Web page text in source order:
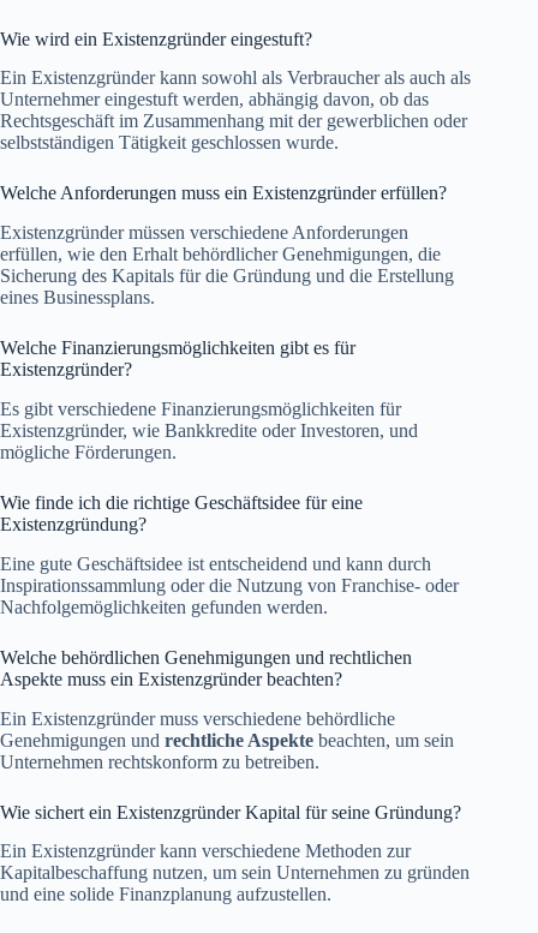
Wie wird ein Existenzgründer eingestuft?
Ein Existenzgründer kann sowohl als Verbraucher als auch als
Unternehmer eingestuft werden, abhängig davon, ob das
Rechtsgeschäft im Zusammenhang mit der gewerblichen oder
selbstständigen Tätigkeit geschlossen wurde.
Welche Anforderungen muss ein Existenzgründer erfüllen?
Existenzgründer müssen verschiedene Anforderungen
erfüllen, wie den Erhalt behördlicher Genehmigungen, die
Sicherung des Kapitals für die Gründung und die Erstellung
eines Businessplans.
Welche Finanzierungsmöglichkeiten gibt es für
Existenzgründer?
Es gibt verschiedene Finanzierungsmöglichkeiten für
Existenzgründer, wie Bankkredite oder Investoren, und
mögliche Förderungen.
Wie finde ich die richtige Geschäftsidee für eine
Existenzgründung?
Eine gute Geschäftsidee ist entscheidend und kann durch
Inspirationssammlung oder die Nutzung von Franchise- oder
Nachfolgemöglichkeiten gefunden werden.
Welche behördlichen Genehmigungen und rechtlichen
Aspekte muss ein Existenzgründer beachten?
Ein Existenzgründer muss verschiedene behördliche
Genehmigungen und rechtliche Aspekte beachten, um sein
Unternehmen rechtskonform zu betreiben.
Wie sichert ein Existenzgründer Kapital für seine Gründung?
Ein Existenzgründer kann verschiedene Methoden zur
Kapitalbeschaffung nutzen, um sein Unternehmen zu gründen
und eine solide Finanzplanung aufzustellen.